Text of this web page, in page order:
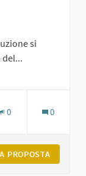
si
del...
0 0
PROPOSTA